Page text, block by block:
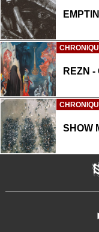
REZN
SHOW